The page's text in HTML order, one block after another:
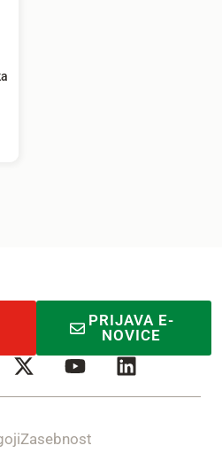
PRIJAVA E-
NOVICE
Zasebnost